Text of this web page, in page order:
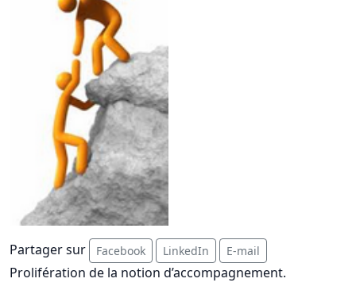
Partager sur Facebook LinkedIn E-mail
Prolifération de la notion d’accompagnement.